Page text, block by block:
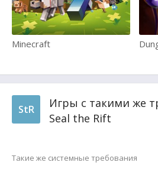
Minecraft
StR
Игры с такими же
Seal the Rift
Такие же системные требования